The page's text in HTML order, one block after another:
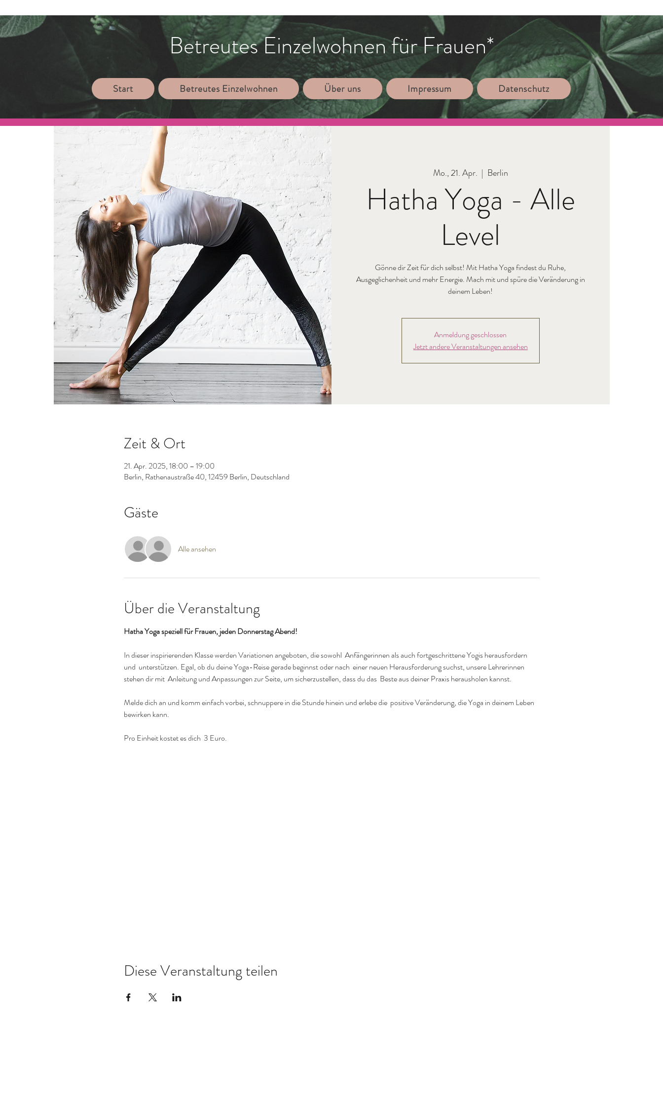
Betreutes Einzelwohnen für Frauen*
Start Betreutes Einzelwohnen Über uns Impressum Datenschutz
Mo., 21. Apr.
  |
Berlin
Hatha Yoga - Alle
Level
Gönne dir Zeit für dich selbst! Mit Hatha Yoga findest du Ruhe,
Ausgeglichenheit und mehr Energie. Mach mit und spüre die Veränderung in
deinem Leben!
Anmeldung geschlossen
Jetzt andere Veranstaltungen ansehen
Zeit & Ort
21. Apr. 2025, 18:00 – 19:00
Berlin, Rathenaustraße 40, 12459 Berlin, Deutschland
Gäste
Alle ansehen
Über die Veranstaltung
Hatha Yoga speziell für Frauen, jeden Donnerstag Abend!
In dieser inspirierenden Klasse werden Variationen angeboten, die sowohl  Anfängerinnen als auch fortgeschrittene Yogis herausfordern
und  unterstützen. Egal, ob du deine Yoga-Reise gerade beginnst oder nach  einer neuen Herausforderung suchst, unsere Lehrerinnen
stehen dir mit  Anleitung und Anpassungen zur Seite, um sicherzustellen, dass du das  Beste aus deiner Praxis herausholen kannst.
Melde dich an und komm einfach vorbei, schnuppere in die Stunde hinein und erlebe die  positive Veränderung, die Yoga in deinem Leben
bewirken kann.
Pro Einheit kostet es dich  3 Euro.
Diese Veranstaltung teilen